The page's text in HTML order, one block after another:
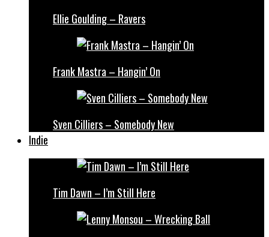
Ellie Goulding – Ravers
Frank Mastra – Hangin’ On
Sven Cilliers – Somebody New
Indie
Tim Dawn – I’m Still Here